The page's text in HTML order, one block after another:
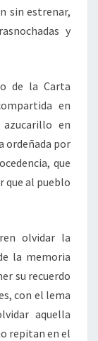
sin estrenar,
y
de la Carta
en
en
ordeñada por
que
que al pueblo
olvidar la
la memoria
su recuerdo
con el lema
aquella
repitan en el